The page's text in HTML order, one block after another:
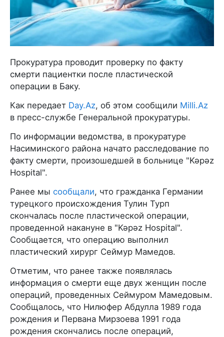
Прокуратура проводит проверку по факту
смерти пациентки после пластической
операции в Баку.
Как передает Day.Az, об этом сообщили Milli.Az
в пресс-службе Генеральной прокуратуры.
По информации ведомства, в прокуратуре
Насиминского района начато расследование по
факту смерти, произошедшей в больнице "Kəpəz
Hospital".
Ранее мы сообщали, что гражданка Германии
турецкого происхождения Тулин Турп
скончалась после пластической операции,
проведенной накануне в "Kəpəz Hospital".
Сообщается, что операцию выполнил
пластический хирург Сеймур Мамедов.
Отметим, что ранее также появлялась
информация о смерти еще двух женщин после
операций, проведенных Сеймуром Мамедовым.
Сообщалось, что Нилюфер Абдулла 1989 года
рождения и Первана Мирзоева 1991 года
рождения скончались после операций,